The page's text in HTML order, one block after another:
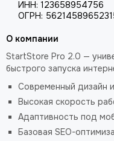
ИНН: 123658954756
ОГРН:
О компании
StartStore Pro 2.0 —
быстрого запуска
Современный дизайн
Высокая скорость
Адаптивность под
Базовая SEO-